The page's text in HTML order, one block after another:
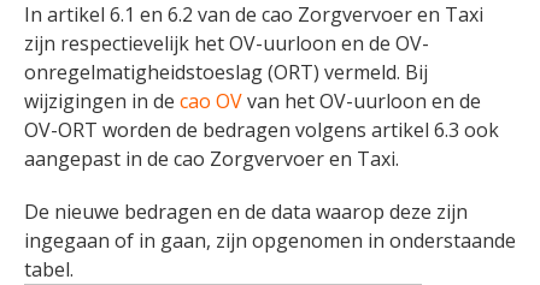
In artikel 6.1 en 6.2 van de cao Zorgvervoer en Taxi
zijn respectievelijk het OV-uurloon en de OV-
onregelmatigheidstoeslag (ORT) vermeld. Bij
wijzigingen in de cao OVvan het OV-uurloon en de
OV-ORT worden de bedragen volgens artikel 6.3 ook
aangepast in de cao Zorgvervoer en Taxi.
De nieuwe bedragen en de data waarop deze zijn
ingegaan of in gaan, zijn opgenomen in onderstaande
tabel.